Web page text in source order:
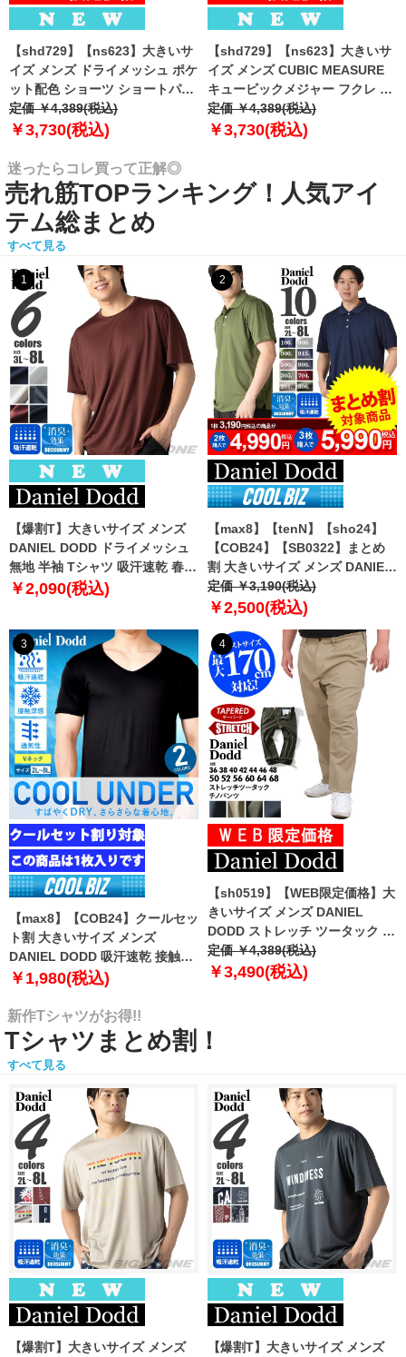
【shd729】【ns623】大きいサ
イズ メンズ ドライメッシュ ポケ
ット配色 ショーツ ショートパン
ツ ハーフパンツ 春夏新作
302252az 【fre】
定価 ￥4,389(税込)
￥3,730(税込)
【shd729】【ns623】大きいサ
イズ メンズ CUBIC MEASURE
キュービックメジャー フクレ エ
ンボス 迷彩柄 ショーツ ショート
パンツ ハーフパンツ 春夏新作
定価 ￥4,389(税込)
￥3,730(税込)
迷ったらコレ買って正解◎
売れ筋TOPランキング！人気アイ
テム総まとめ
すべて見る
1
【爆割T】大きいサイズ メンズ
DANIEL DODD ドライメッシュ
無地 半袖 Tシャツ 吸汗速乾 春夏
新作 tjt-2602dry5 【fre】
￥2,090(税込)
2
【max8】【tenN】【sho24】
【COB24】【SB0322】まとめ
割 大きいサイズ メンズ DANIEL
DODD 吸汗速乾 半袖 無地 スポ
ーツ ポロシャツ azpr-009008h
定価 ￥3,190(税込)
￥2,500(税込)
3
【max8】【COB24】クールセッ
ト割 大きいサイズ メンズ
DANIEL DODD 吸汗速乾 接触涼
感 Vネック 半袖 クールアンダー
2101
￥1,980(税込)
4
【sh0519】【WEB限定価格】大
きいサイズ メンズ DANIEL
DODD ストレッチ ツータック チ
ノ パンツ チノパン テーパード
azp-210102
定価 ￥4,389(税込)
￥3,490(税込)
新作Tシャツがお得!!
Tシャツまとめ割！
すべて見る
【爆割T】大きいサイズ メンズ
【爆割T】大きいサイズ メンズ